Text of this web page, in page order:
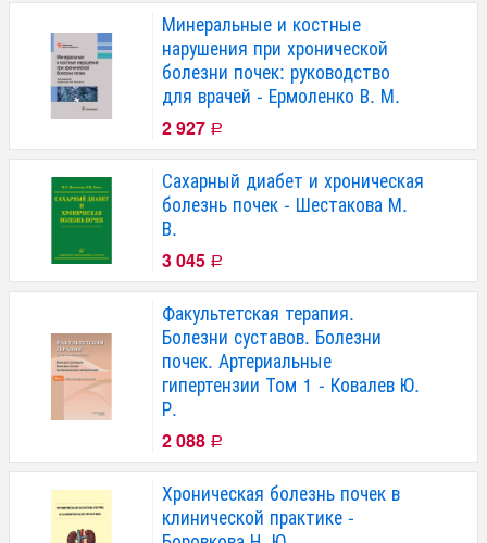
Минеральные и костные
нарушения при хронической
болезни почек: руководство
для врачей - Ермоленко В. М.
2 927 Р
Сахарный диабет и хроническая
болезнь почек - Шестакова М.
В.
3 045 Р
Факультетская терапия.
Болезни суставов. Болезни
почек. Артериальные
гипертензии Том 1 - Ковалев Ю.
Р.
2 088 Р
Хроническая болезнь почек в
клинической практике -